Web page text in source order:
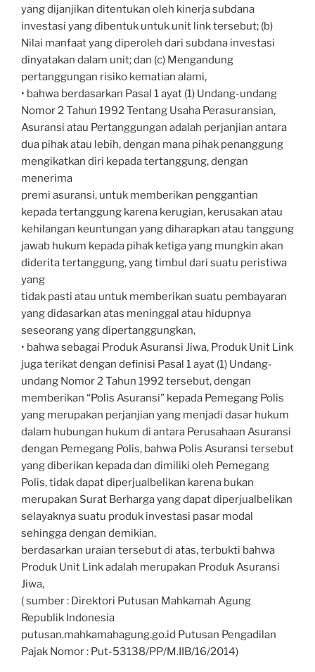
yang dijanjikan ditentukan oleh kinerja subdana
investasi yang dibentuk untuk unit link tersebut; (b)
Nilai manfaat yang diperoleh dari subdana investasi
dinyatakan dalam unit; dan (c) Mengandung
pertanggungan risiko kematian alami,
• bahwa berdasarkan Pasal 1 ayat (1) Undang-undang
Nomor 2 Tahun 1992 Tentang Usaha Perasuransian,
Asuransi atau Pertanggungan adalah perjanjian antara
dua pihak atau lebih, dengan mana pihak penanggung
mengikatkan diri kepada tertanggung, dengan
menerima
premi asuransi, untuk memberikan penggantian
kepada tertanggung karena kerugian, kerusakan atau
kehilangan keuntungan yang diharapkan atau tanggung
jawab hukum kepada pihak ketiga yang mungkin akan
diderita tertanggung, yang timbul dari suatu peristiwa
yang
tidak pasti atau untuk memberikan suatu pembayaran
yang didasarkan atas meninggal atau hidupnya
seseorang yang dipertanggungkan,
• bahwa sebagai Produk Asuransi Jiwa, Produk Unit Link
juga terikat dengan definisi Pasal 1 ayat (1) Undang-
undang Nomor 2 Tahun 1992 tersebut, dengan
memberikan “Polis Asuransi” kepada Pemegang Polis
yang merupakan perjanjian yang menjadi dasar hukum
dalam hubungan hukum di antara Perusahaan Asuransi
dengan Pemegang Polis, bahwa Polis Asuransi tersebut
yang diberikan kepada dan dimiliki oleh Pemegang
Polis, tidak dapat diperjualbelikan karena bukan
merupakan Surat Berharga yang dapat diperjualbelikan
selayaknya suatu produk investasi pasar modal
sehingga dengan demikian,
berdasarkan uraian tersebut di atas, terbukti bahwa
Produk Unit Link adalah merupakan Produk Asuransi
Jiwa,
( sumber : Direktori Putusan Mahkamah Agung
Republik Indonesia
putusan.mahkamahagung.go.id Putusan Pengadilan
Pajak Nomor : Put-53138/PP/M.IIB/16/2014)